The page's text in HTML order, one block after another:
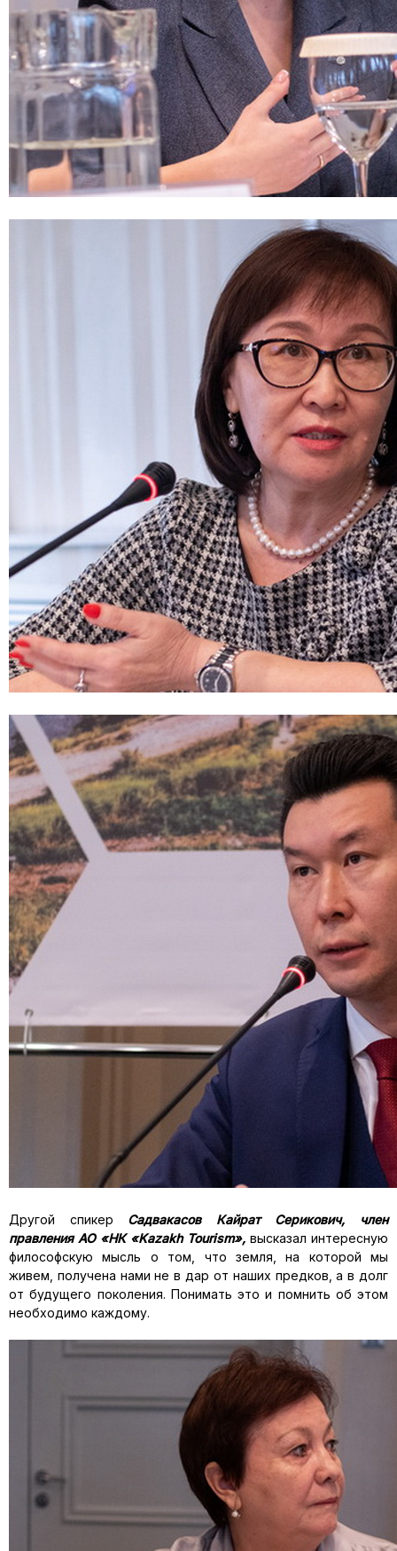
Другой спикер Садвакасов Кайрат Серикович, член
правления АО «НК «Kazakh Tourism», высказал интересную
философскую мысль о том, что земля, на которой мы
живем, получена нами не в дар от наших предков, а в долг
от будущего поколения. Понимать это и помнить об этом
необходимо каждому.